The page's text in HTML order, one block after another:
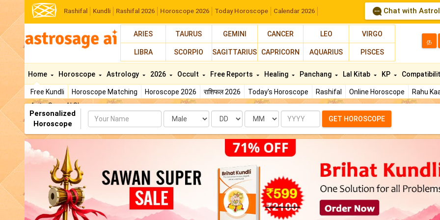
Rashifal Kundli Rashifal 2026 Horoscope 2026 Today Horoscope Calendar 2026 Chat with
ARIES TAURUS GEMINI CANCER LEO VIRGO
LIBRA SCORPIO SAGITTARIUS CAPRICORN AQUARIUS PISCES
த
Home
Free Kundli Horoscope Matching Horoscope 2026 राशिफल 2026 Today's Horoscope Rashifal Online Horoscope Rahu
AstroSage AI Shop
Horoscope Astrology 2026 Occult Free Reports Healing Panchang Lal Kitab KP
Personalized
Horoscope
Name Date Month Year GET HOROSCOPE